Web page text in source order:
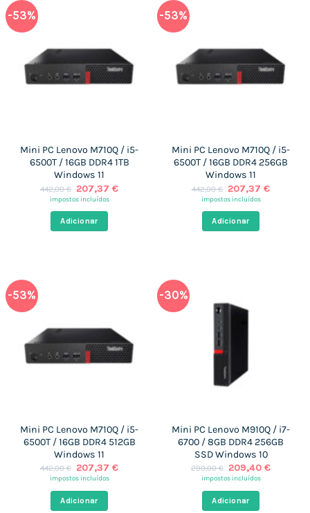
-53%
Mini PC Lenovo M710Q / i5-
6500T / 16GB DDR4 1TB
Windows 11
442,00€ O
preço
era:
442,00 €.
207,37€O
impostos incluídos
Adicionar
-53%
Mini PC Lenovo M710Q / i5-
6500T / 16GB DDR4 256GB
Windows 11
442,00€ O
preço
era:
442,00 €.
207,37€O
impostos incluídos
Adicionar
-53%
Mini PC Lenovo M710Q / i5-
6500T / 16GB DDR4 512GB
Windows 11
442,00€ O
preço
era:
442,00 €.
207,37€O
impostos incluídos
Adicionar
-30%
Mini PC Lenovo M910Q / i7-
6700 / 8GB DDR4 256GB
SSD Windows 10
299,00€ O
preço
era:
299,00 €.
209,40€O
impostos incluídos
Adicionar